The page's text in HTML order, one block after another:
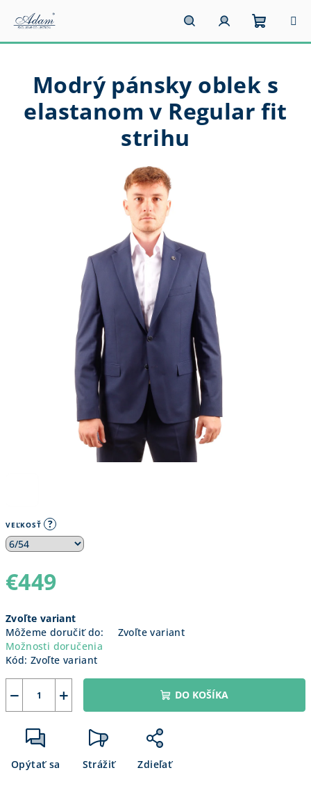
obsah
HľadaťPrihlásenie
košík
VEĽKOSŤ ?
€449
cena:
Zvoľte variant
Môžeme doručiť do:
Zvoľte variant
Možnosti doručenia
Kód: Zvoľte variant
+
− DO KOŠÍKA
Opýtať sa Strážiť Zdieľať
Modrý pánsky oblek s
elastanom v Regular fit
strihu